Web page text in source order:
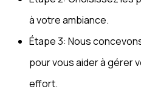
à votre ambiance.
Étape 3: Nous
pour vous aider à gérer
effort.